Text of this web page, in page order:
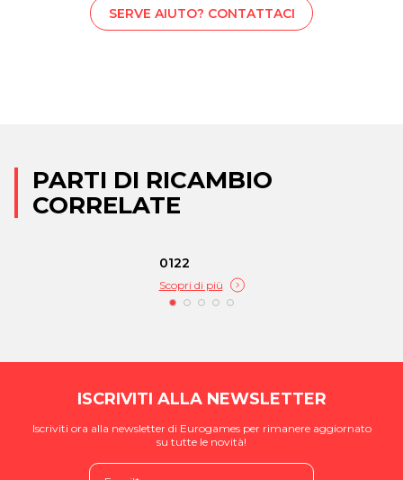
SERVE AIUTO? CONTATTACI
PARTI DI RICAMBIO
CORRELATE
0122
Scopri di più
ISCRIVITI ALLA NEWSLETTER
Iscriviti ora alla newsletter di Eurogames per rimanere aggiornato
su tutte le novità!